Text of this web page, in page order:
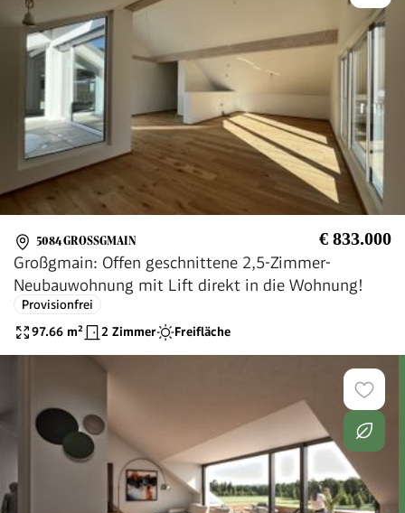
5084 GROSSGMAIN € 833.000
Großgmain: Offen geschnittene 2,5-Zimmer-
Neubauwohnung mit Lift direkt in die Wohnung!
Provisionfrei
97.66 m² 2 Zimmer Freifläche